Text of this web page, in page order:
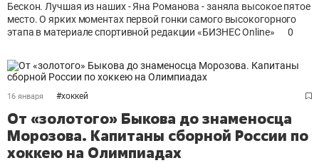
Бескон. Лучшая из наших - Яна Романова - заняла высокое пятое
место. О ярких моментах первой гонки самого высокогорного
этапа в материале спортивной редакции «БИЗНЕС Online»
0
16 января #хоккей
От «золотого» Быкова до знаменосца
Морозова. Капитаны сборной России по
хоккею на Олимпиадах